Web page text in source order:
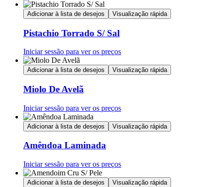
Adicionar à lista de desejos Visualização rápida
Pistachio Torrado S/ Sal
Iniciar sessão para ver os preços
Adicionar à lista de desejos Visualização rápida
Miolo De Avelã
Iniciar sessão para ver os preços
Adicionar à lista de desejos Visualização rápida
Amêndoa Laminada
Iniciar sessão para ver os preços
Adicionar à lista de desejos Visualização rápida